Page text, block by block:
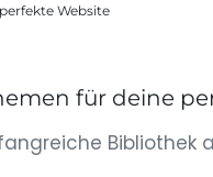
Website
für deine